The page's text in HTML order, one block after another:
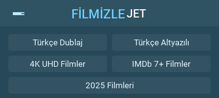
FİLMİZLEJET
Türkçe Dublaj Türkçe Altyazılı
4K UHD Filmler IMDb 7+ Filmler
2025 Filmleri